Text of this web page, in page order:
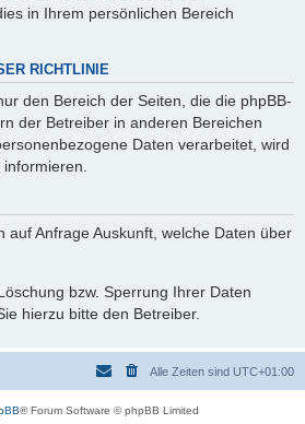
in Ihrem persönlichen Bereich
RICHTLINIE
den Bereich der Seiten, die die phpBB-
der Betreiber in anderen Bereichen
Daten verarbeitet, wird
auf Anfrage Auskunft, welche Daten über
bzw. Sperrung Ihrer Daten
hierzu bitte den Betreiber.
Alle Zeiten sind UTC+01:00
® Forum Software © phpBB Limited